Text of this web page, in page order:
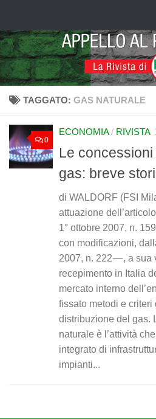
TAGGATO: GAS NATURALE
0
ECONOMIA/ RIVISTA
Le
gas: breve
di WALDORF (FSI
attuazione
1° ottobre 2007, n.
con modificazioni,
2007, n. 222 — , a sua
recepimento in Italia
mercato interno
fissato metodi e
distribuzione del gas.
naturale è l’attività
integrato di
impianti...